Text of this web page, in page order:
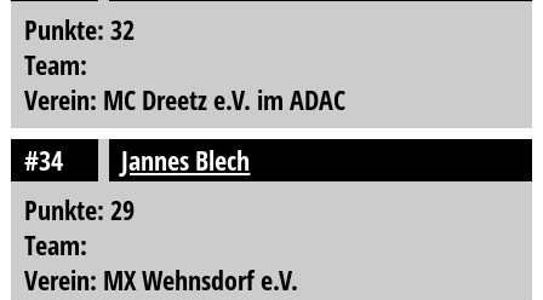
Punkte: 32
Team:
Verein: MC Dreetz e.V. im ADAC
#34
Jannes Blech
Punkte: 29
Team:
Verein: MX Wehnsdorf e.V.